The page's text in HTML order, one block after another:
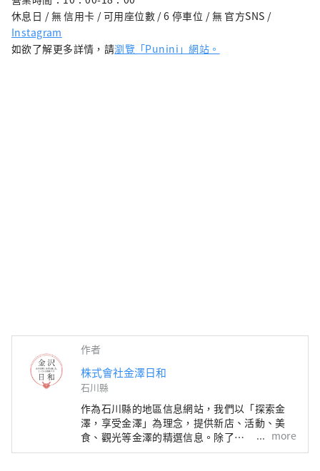
休息日 / 無 信用卡 / 可用座位數 / 6 停車位 / 無 官方SNS /
Instagram
如欲了解更多詳情，請瀏覽「Punini」網站​​。
作者
株式會社金澤日和
石川縣
作為石川縣的地區信息網站，我們以「探索金
澤，享受金澤」為理念，提供新店、活動、美
食、觀光等金澤的精選信息。除了
「SmartNews」、「goo news」等日本國內媒
more